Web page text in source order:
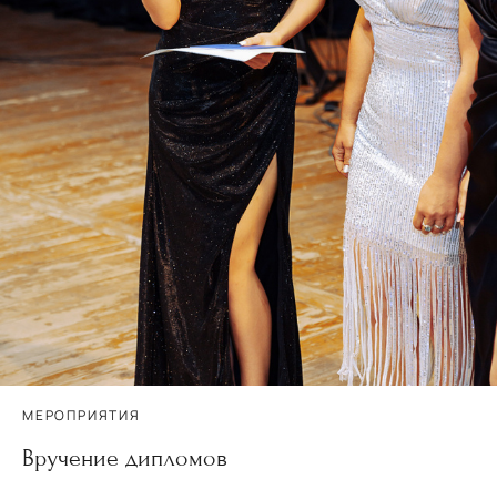
МЕРОПРИЯТИЯ
Вручение дипломов